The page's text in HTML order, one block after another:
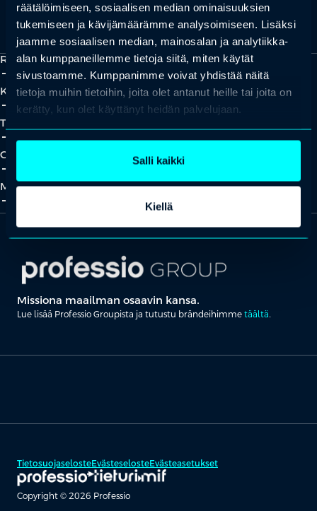
räätälöimiseen, sosiaalisen median ominaisuuksien
tukemiseen ja kävijämäärämme analysoimiseen. Lisäksi
jaamme sosiaalisen median, mainosalan ja analytiikka-
alan kumppaneillemme tietoja siitä, miten käytät
sivustoamme. Kumppanimme voivat yhdistää näitä
tietoja muihin tietoihin, joita olet antanut heille tai joita on
kerätty, kun olet käyttänyt heidän palvelujaan.
Salli kaikki
Kiellä
Yhteistyökumppaniksi?
Ratkaisut
add_2close
Koulutukset
add_2 close
Tapahtumat
add_2close
Oivallukset
add_2
Meistä
add_2
Missiona maailman osaavin kansa.
Lue lisää Professio Groupista ja tutustu brändeihimme täältä.
TietosuojaselosteEvästeselosteEvästeasetukset
Copyright © 2026 Professio